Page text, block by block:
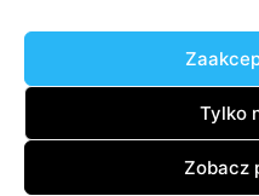
Tylko
Zobacz
Kategorie
Kategorie